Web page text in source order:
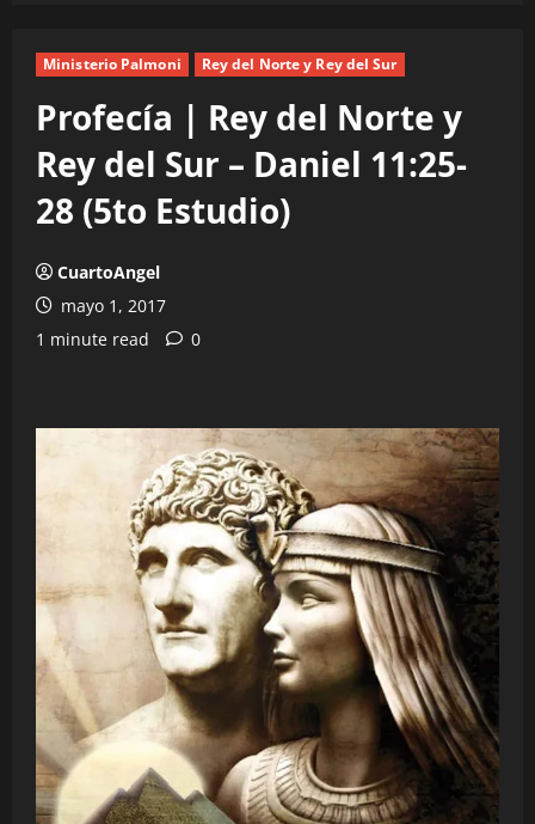
Ministerio Palmoni Rey del Norte y Rey del Sur
Profecía | Rey del Norte y
Rey del Sur – Daniel 11:25-
28 (5to Estudio)
CuartoAngel
mayo 1, 2017
1 minute read
0